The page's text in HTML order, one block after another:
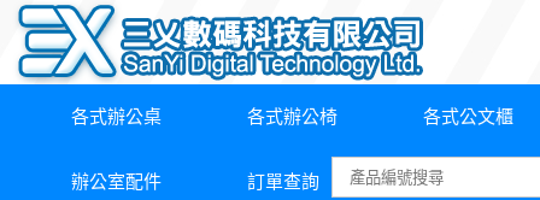
各式辦公桌 各式辦公椅 各式公文櫃
辦公室配件 訂單查詢